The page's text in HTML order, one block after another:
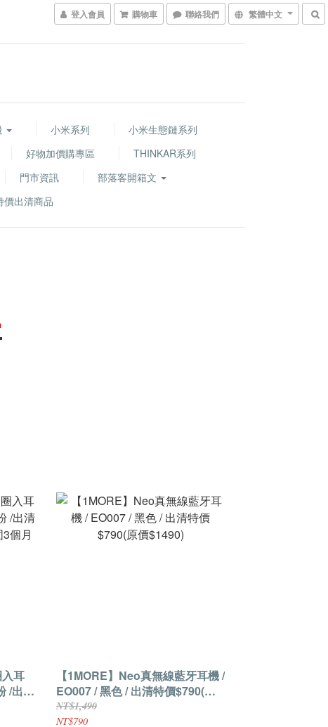
登入會員 購物車 聯絡我們 繁體中文
小米系列
小米生態鏈系列
好物加價購專區
THINKAR系列
門市資訊
部落客開箱文
價出清商品
耳
/出清
月
【1MORE】Neo真無線藍牙耳機 /
EO007 / 黑色 / 出清特價$790(原
價$1490)
NT$1,490
NT$790